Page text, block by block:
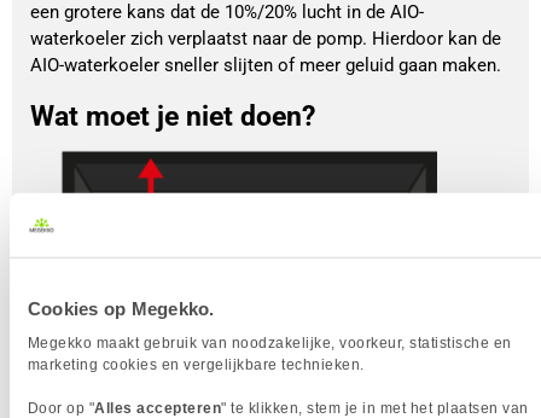
Cookies op Megekko.
Megekko maakt gebruik van noodzakelijke, voorkeur, statistische en
marketing cookies en vergelijkbare technieken.
Door op "Alles accepteren" te klikken, stem je in met het plaatsen van
een grotere kans dat de 10%/20% lucht in de AIO-
waterkoeler zich verplaatst naar de pomp. Hierdoor kan de
AIO-waterkoeler sneller slijten of meer geluid gaan maken.
Wat moet je niet doen?